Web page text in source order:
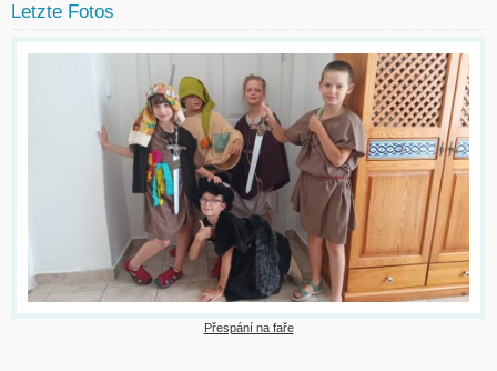
Letzte Fotos
Přespání na faře